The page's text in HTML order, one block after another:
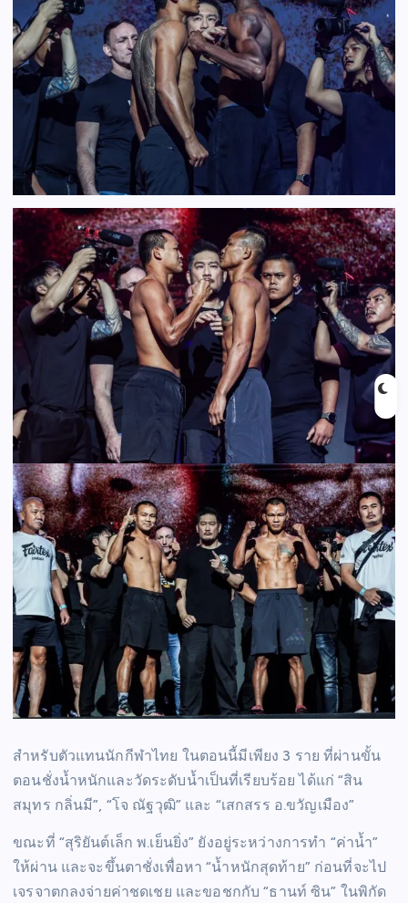
สำหรับตัวแทนนักกีฬาไทย ในตอนนี้มีเพียง 3 ราย ที่ผ่านขั้น
ตอนชั่งน้ำหนักและวัดระดับน้ำเป็นที่เรียบร้อย ได้แก่ “สิน
สมุทร กลิ่นมี”, “โจ ณัฐวุฒิ” และ “เสกสรร อ.ขวัญเมือง”
ขณะที่ “สุริยันต์เล็ก พ.เย็นยิ่ง” ยังอยู่ระหว่างการทำ “ค่าน้ำ”
ให้ผ่าน และจะขึ้นตาชั่งเพื่อหา “น้ำหนักสุดท้าย” ก่อนที่จะไป
เจรจาตกลงจ่ายค่าชดเชย และขอชกกับ “ธานท์ ซิน” ในพิกัด